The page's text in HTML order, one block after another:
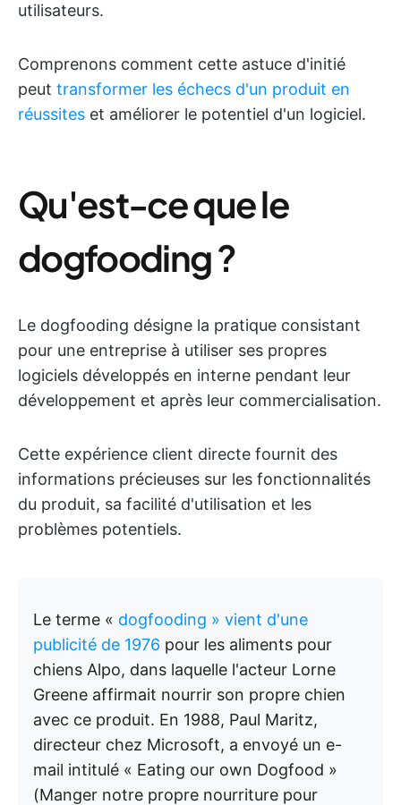
utilisateurs.
Comprenons comment cette astuce d'initié
peut transformer les échecs d'un produit en
réussites et améliorer le potentiel d'un logiciel.
Qu'est-ce que le
dogfooding ?
Le dogfooding désigne la pratique consistant
pour une entreprise à utiliser ses propres
logiciels développés en interne pendant leur
développement et après leur commercialisation.
Cette expérience client directe fournit des
informations précieuses sur les fonctionnalités
du produit, sa facilité d'utilisation et les
problèmes potentiels.
Le terme « dogfooding » vient d'une
publicité de 1976 pour les aliments pour
chiens Alpo, dans laquelle l'acteur Lorne
Greene affirmait nourrir son propre chien
avec ce produit. En 1988, Paul Maritz,
directeur chez Microsoft, a envoyé un e-
mail intitulé « Eating our own Dogfood »
(Manger notre propre nourriture pour